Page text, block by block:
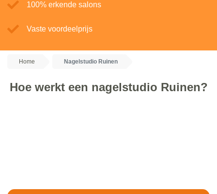
100% erkende salons
Vaste voordeelprijs
Home Nagelstudio Ruinen
Hoe werkt een nagelstudio Ruinen?